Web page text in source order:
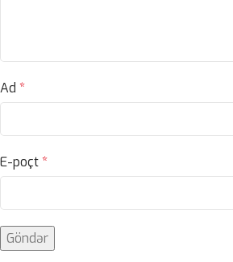
Ad *
E-poçt*